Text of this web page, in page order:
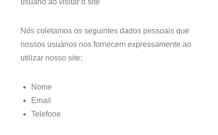
usuário ao visitar o site
Nós coletamos os seguintes dados pessoais que
nossos usuários nos fornecem expressamente ao
utilizar nosso site:
Nome
Email
Telefone